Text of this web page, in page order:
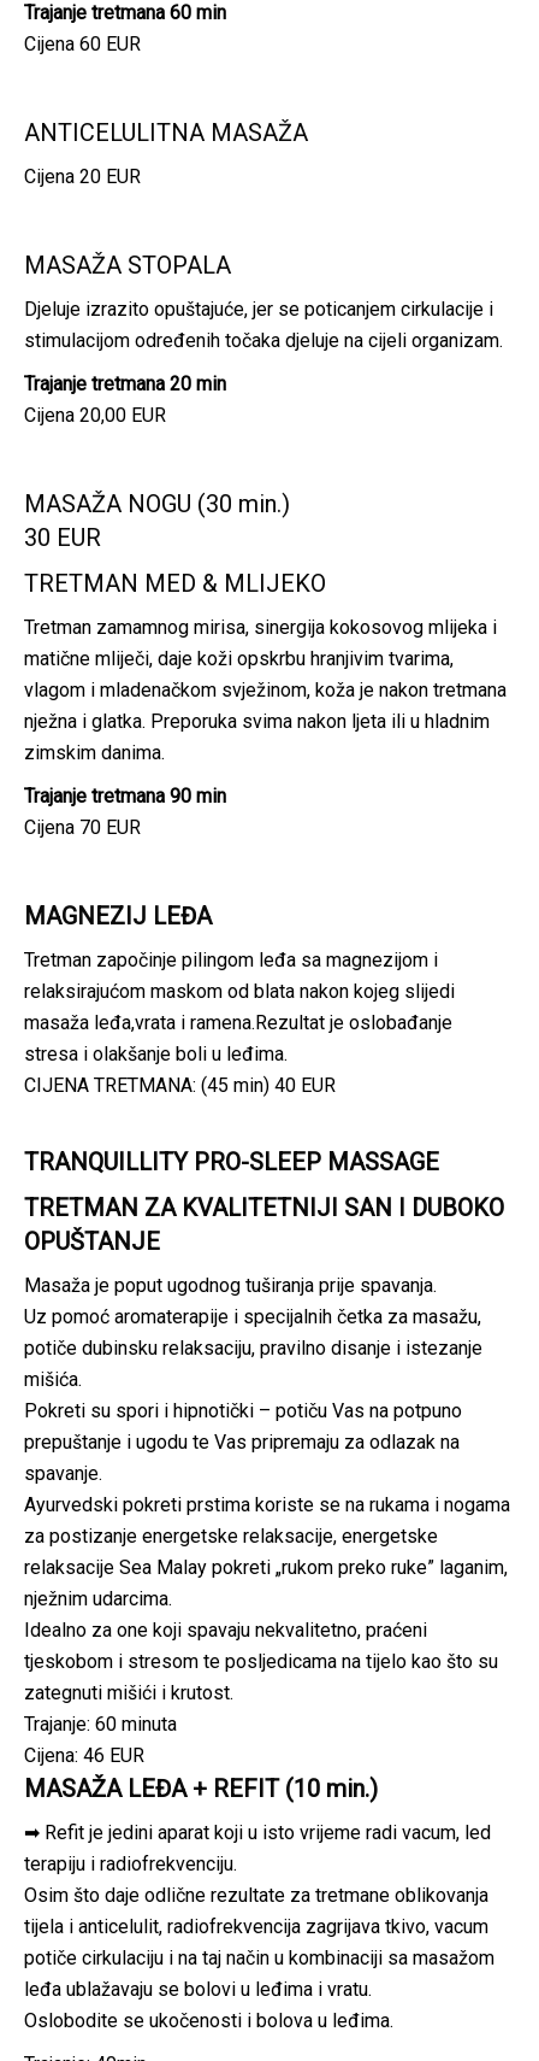
Trajanje tretmana 60 min
Cijena 60 EUR
ANTICELULITNA MASAŽA
Cijena 20 EUR
MASAŽA STOPALA
Djeluje izrazito opuštajuće, jer se poticanjem cirkulacije i
stimulacijom određenih točaka djeluje na cijeli organizam.
Trajanje tretmana 20 min
Cijena 20,00 EUR
MASAŽA NOGU (30 min.)
30 EUR
TRETMAN MED & MLIJEKO
Tretman zamamnog mirisa, sinergija kokosovog mlijeka i
matične mliječi, daje koži opskrbu hranjivim tvarima,
vlagom i mladenačkom svježinom, koža je nakon tretmana
nježna i glatka. Preporuka svima nakon ljeta ili u hladnim
zimskim danima.
Trajanje tretmana 90 min
Cijena 70 EUR
MAGNEZIJ LEĐA
Tretman započinje pilingom leđa sa magnezijom i
relaksirajućom maskom od blata nakon kojeg slijedi
masaža leđa,vrata i ramena.Rezultat je oslobađanje
stresa i olakšanje boli u leđima.
CIJENA TRETMANA: (45 min) 40 EUR
TRANQUILLITY PRO-SLEEP MASSAGE
TRETMAN ZA KVALITETNIJI SAN I DUBOKO
OPUŠTANJE
Masaža je poput ugodnog tuširanja prije spavanja.
Uz pomoć aromaterapije i specijalnih četka za masažu,
potiče dubinsku relaksaciju, pravilno disanje i istezanje
mišića.
Pokreti su spori i hipnotički – potiču Vas na potpuno
prepuštanje i ugodu te Vas pripremaju za odlazak na
spavanje.
Ayurvedski pokreti prstima koriste se na rukama i nogama
za postizanje energetske relaksacije, energetske
relaksacije Sea Malay pokreti „rukom preko ruke” laganim,
nježnim udarcima.
Idealno za one koji spavaju nekvalitetno, praćeni
tjeskobom i stresom te posljedicama na tijelo kao što su
zategnuti mišići i krutost.
Trajanje: 60 minuta
Cijena: 46 EUR
MASAŽA LEĐA + REFIT (10 min.)
➡ Refit je jedini aparat koji u isto vrijeme radi vacum, led
terapiju i radiofrekvenciju.
Osim što daje odlične rezultate za tretmane oblikovanja
tijela i anticelulit, radiofrekvencija zagrijava tkivo, vacum
potiče cirkulaciju i na taj način u kombinaciji sa masažom
leđa ublažavaju se bolovi u leđima i vratu.
Oslobodite se ukočenosti i bolova u leđima.